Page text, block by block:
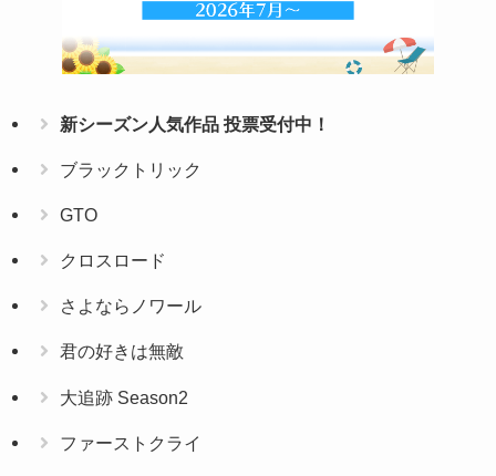
新シーズン人気作品 投票受付中！
ブラックトリック
GTO
クロスロード
さよならノワール
君の好きは無敵
大追跡 Season2
ファーストクライ